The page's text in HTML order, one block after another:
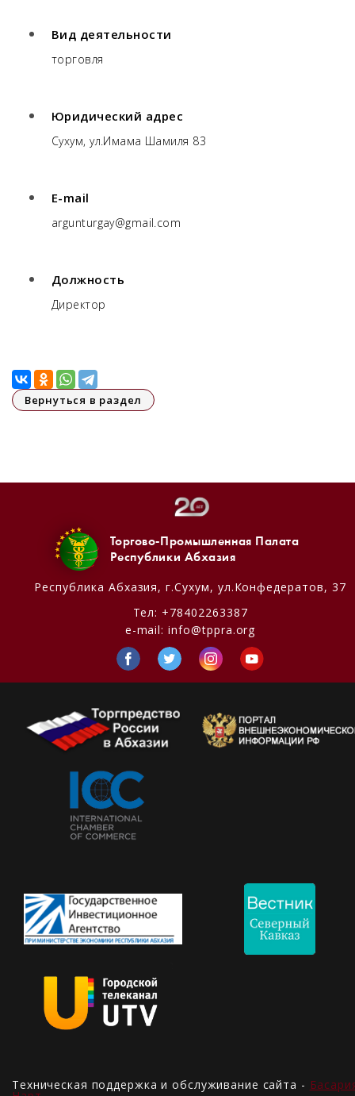
Вид деятельности
торговля
Юридический адрес
Сухум, ул.Имама Шамиля 83
E-mail
argunturgay@gmail.com
Должность
Директор
Вернуться в раздел
Торгово-Промышленная Палата
Республики Абхазия
Республика Абхазия, г.Сухум, ул.Конфедератов, 37
Тел: +78402263387
e-mail:info@tppra.org
Техническая поддержка и обслуживание сайта -